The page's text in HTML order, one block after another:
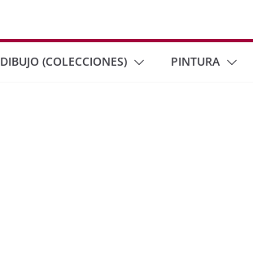
DIBUJO (COLECCIONES) PINTURA